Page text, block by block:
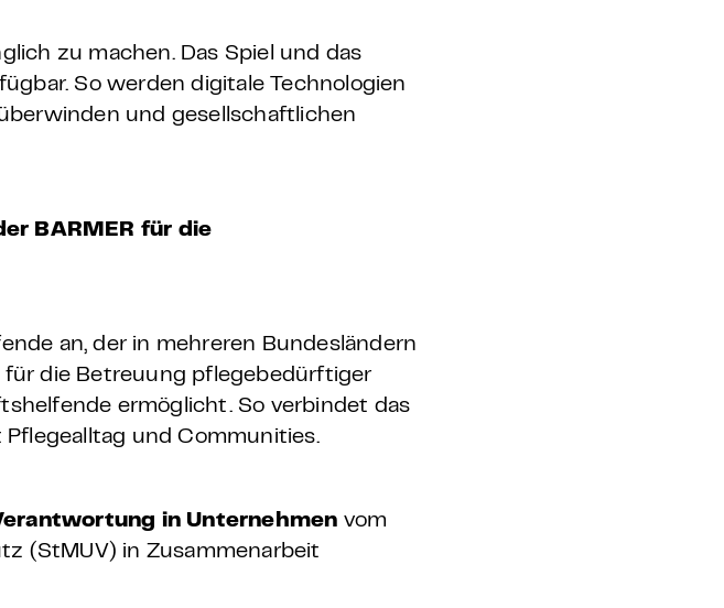
zu machen. Das Spiel und das
So werden digitale Technologien
und gesellschaftlichen
BARMER für die
an, der in mehreren Bundesländern
für die Betreuung pflegebedürftiger
ermöglicht. So verbindet das
und Communities.
in Unternehmen vom
(StMUV) in Zusammenarbeit